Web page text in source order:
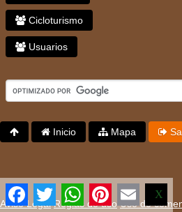
Cicloturismo
Usuarios
Inicio Mapa
Aviso Legal Reglas de uso Uso de
Facebook
Twitter WhatsApp
PinterestEmail
X